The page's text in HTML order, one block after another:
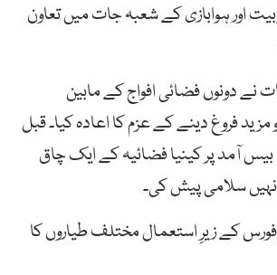
اور ہوابازی کے شعبہ جات میں تعاون
نے دونوں فضائی افواج کے مابین
فروغ دینے کے عزم کا اعادہ کیا۔ قبل
آمد پر کینیا فضائیہ کے ایک چاق
سلامی پیش کی۔
فورس کے زیرِ استعمال مختلف طیاروں کا